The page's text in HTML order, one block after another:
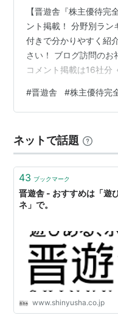
【晋遊舎『株主優待完
ント掲載！ 分野別ラ
付きで分かりやすく紹
さい！ ブログ訪問のお
コメント掲載は16社分
イに掲載された記事の
完全ガイド』】1/27発
紹介！！ ぜひチェック
は、晋遊舎から発行さ
2026年1月2…
#晋遊舎 #株主優待完
ネットで話題
43 ブックマーク
晋遊舎 - おすすめは「遊
ネ」で。
www.shinyusha.co.jp